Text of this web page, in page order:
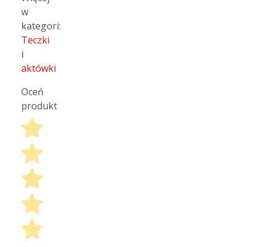
w
kategori:
Teczki
i
aktówki
Oceń
produkt